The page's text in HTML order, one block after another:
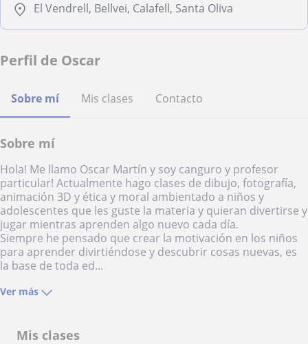
El Vendrell, Bellvei, Calafell, Santa Oliva
Perfil de Oscar
Sobre mí Mis clases Contacto
Sobre mí
Hola! Me llamo Oscar Martín y soy canguro y profesor
particular! Actualmente hago clases de dibujo, fotografía,
animación 3D y ética y moral ambientado a niños y
adolescentes que les guste la materia y quieran divertirse y
jugar mientras aprenden algo nuevo cada día.
Siempre he pensado que crear la motivación en los niños
para aprender divirtiéndose y descubrir cosas nuevas, es
la base de toda ed...
Ver más
Mis clases